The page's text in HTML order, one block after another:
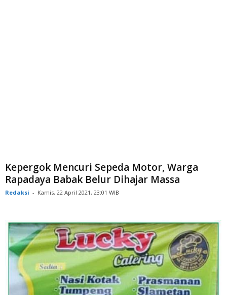
Kepergok Mencuri Sepeda Motor, Warga
Rapadaya Babak Belur Dihajar Massa
Redaksi - Kamis, 22 April 2021, 23:01 WIB